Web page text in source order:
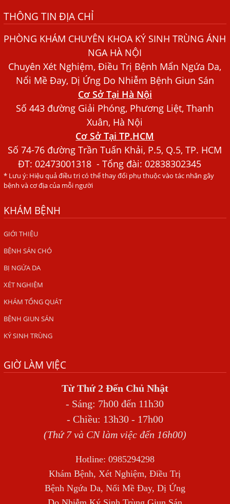
Bệnh Chàm Và Những Yếu Tố Liên Quan Đến Bệnh Giun
Sán
Dấu Hiệu Ngứa Da, Dị Ứng, Nổi Mề Đay Do Nhiễm Sán
Bác sĩ Nguyễn Ngọc Ánh Phòng Khám Ánh Nga Đề Tài
Nghiên Cứu Khoa
Xét Nghiệm Giun Sán Gồm Những Loại Nào? Chi Phí Bao
Nhiêu?
Người Đàn Ông Phát Ban Mẩn Đỏ Khắp Người, Sau Ba
Tháng Mới Tìm Ra Nguyên Nhân
Đau Mắt Đỏ, Nguyên Nhân Và Cách Điều Trị
HÀ NỘI – PHÁT BAN MẨN ĐỎ KHẮP NGƯỜI, ĐI KHÁM
PHÁT HIỆN NHIỄM KÝ SINH TRÙNG
Ăn hải sản sống, coi chừng nhiễm giun sán
TỔNG QUAN VỀ KÉM HẤP THU THỨC ĂN
HÀ NỘI – NHIỄM BA LOẠI KÝ SINH TRÙNG DO THÓI QUEN
VIÊM DA ĐỒNG TIỀN
Tại sao khám bệnh viện da liễu nhiều năm không hết
ngứa?
SÁN TRONG NÃO GÂY RA CÁC TRIỆU CHỨNG NHƯ TÂM
THẦN
BỆNH GIUN XOẮN
Địa Chỉ Điều Trị Bệnh Sán Dây Uy Tín Tại Hà Nội
TỔNG QUAN VỀ NHIỄM GIUN LƯƠN
Đầu Hàng Vì Trị Nhiều Lần Không Khỏi
NHIỄM TRÙNG NÃO DO AMIP, VIÊM MÀNG NÃO DO AMIP
NGUYÊN PHÁT
THÔNG TIN ĐỊA CHỈ
PHÒNG KHÁM CHUYÊN KHOA KÝ SINH TRÙNG ÁNH
NGA HÀ NỘI
Chuyên Xét Nghiệm, Điều Trị Bệnh Mẩn Ngứa Da,
Nổi Mề Đay, Dị Ứng Do Nhiễm Bệnh Giun Sán
Cơ Sở Tại Hà Nội
Số 443 đường Giải Phóng, Phương Liệt, Thanh
Xuân, Hà Nội
Cơ Sở Tại TP.HCM
Số 74-76 đường Trần Tuấn Khải, P.5, Q.5, TP. HCM
ĐT:02473001318 - Tổng đài: 02838302345
* Lưu ý: Hiệu quả điều trị có thể thay đổi phụ thuộc vào tác nhân gây
bệnh và cơ địa của mỗi người
KHÁM BỆNH
GIỚI THIỆU
BỆNH SÁN CHÓ
BỊ NGỨA DA
XÉT NGHIỆM
KHÁM TỔNG QUÁT
BỆNH GIUN SÁN
KÝ SINH TRÙNG
GIỜ LÀM VIỆC
Từ Thứ 2 Đến Chủ Nhật
- Sáng: 7h00 đến 11h30
- Chiều: 13h30 - 17h00
(Thứ 7 và CN làm việc đến 16h00)
Hotline: 0985294298
Khám Bệnh, Xét Nghiệm, Điều Trị
Bệnh Ngứa Da, Nổi Mề Đay, Dị Ứng